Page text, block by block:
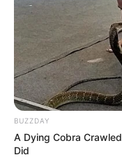
BUZZDAY
A Dying Cobra
Did